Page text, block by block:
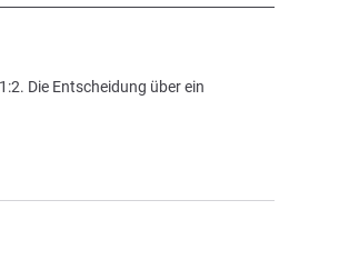
Die Entscheidung über ein